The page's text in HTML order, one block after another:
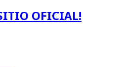
OFICIAL!